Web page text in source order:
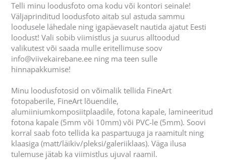
Telli minu loodusfoto oma kodu või kontori seinale!
Väljaprinditud loodusfoto aitab sul astuda sammu
loodusele lähedale ning igapäevaselt nautida ajatut Eesti
loodust! Vali sobib viimistlus ja suurus alltoodud
valikutest või saada mulle eritellimuse soov
info@viivekairebane.ee ning ma teen sulle
hinnapakkumise!
Minu loodusfotosid on võimalik tellida FineArt
fotopaberile, FineArt lõuendile,
alumiiniumkomposiitplaadile, fotona kapale, lamineeritud
fotona kapale (5mm või 10mm) või PVC-le (5mm). Soovi
korral saab foto tellida ka paspartuuga ja raamitult ning
klaasiga (matt/läikiv/pleksi/galeriiklaas). Väga ilusa
tulemuse jätab ka viimistlus ujuval raamil.